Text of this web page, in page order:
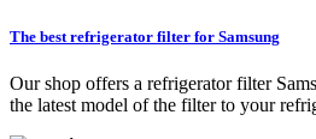
The best refrigerator filter for Samsung
Our shop offers a refrigerator filter
the latest model of the filter to your